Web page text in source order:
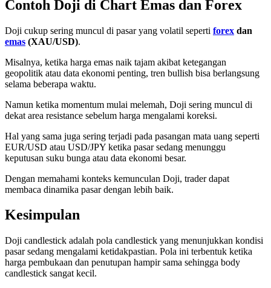
Contoh Doji di Chart Emas dan Forex
Doji cukup sering muncul di pasar yang volatil seperti forex dan
emas (XAU/USD).
Misalnya, ketika harga emas naik tajam akibat ketegangan
geopolitik atau data ekonomi penting, tren bullish bisa berlangsung
selama beberapa waktu.
Namun ketika momentum mulai melemah, Doji sering muncul di
dekat area resistance sebelum harga mengalami koreksi.
Hal yang sama juga sering terjadi pada pasangan mata uang seperti
EUR/USD atau USD/JPY ketika pasar sedang menunggu
keputusan suku bunga atau data ekonomi besar.
Dengan memahami konteks kemunculan Doji, trader dapat
membaca dinamika pasar dengan lebih baik.
Kesimpulan
Doji candlestick adalah pola candlestick yang menunjukkan kondisi
pasar sedang mengalami ketidakpastian. Pola ini terbentuk ketika
harga pembukaan dan penutupan hampir sama sehingga body
candlestick sangat kecil.